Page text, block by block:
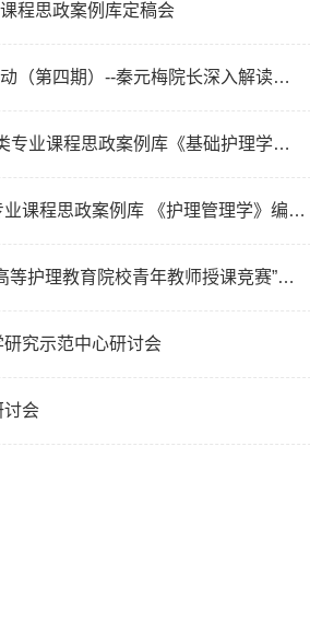
程思政案例库定稿会
河南中医药大学护理学院（智慧康养护理行业学院）课程思政示范中心系列活动（第四期）--秦元梅院长深入解读高校课程思政建设政策，精准把握吴岩部长会议精神
护理学院(智慧康养护理行业学院)杨巧菊教授受聘参加全国高等医学教育护理类专业课程思政案例库《基础护理学》编写会议
护理学院（智慧康养护理行业学院）院长受聘参加 全国高等医学教育护理类专业课程思政案例库 《护理管理学》编写会议
护理学院（智慧康养护理学院）举行2024年第二期课程思政工作坊暨“第三届高等护理教育院校青年教师授课竞赛”经验分享
究示范中心研讨会
讨会